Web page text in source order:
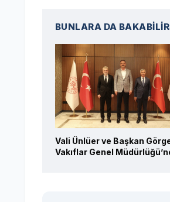
BUNLARA DA
Vali Ünlüer ve Başkan
Vakıflar Genel